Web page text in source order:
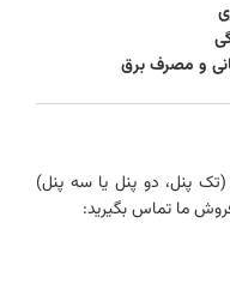
و مصرف برق
پنل، دو پنل یا سه پنل)
فروش ما تماس بگیرید: